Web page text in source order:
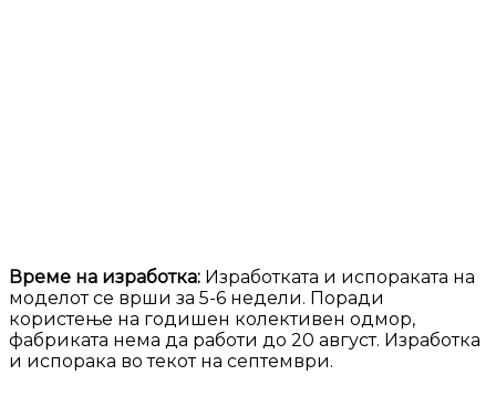
Време на изработка: Изработката и испораката на
моделот се врши за 5-6 недели. Поради
користење на годишен колективен одмор,
фабриката нема да работи до 20 август. Изработка
и испорака во текот на септември.